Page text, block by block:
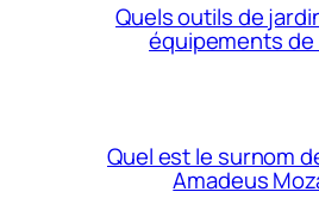
Quels outils de
équipements de
Quel est le surnom
Amadeus